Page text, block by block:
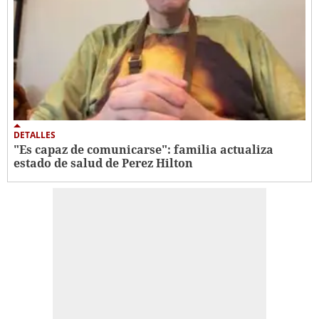
DETALLES
"Es capaz de comunicarse": familia actualiza
estado de salud de Perez Hilton